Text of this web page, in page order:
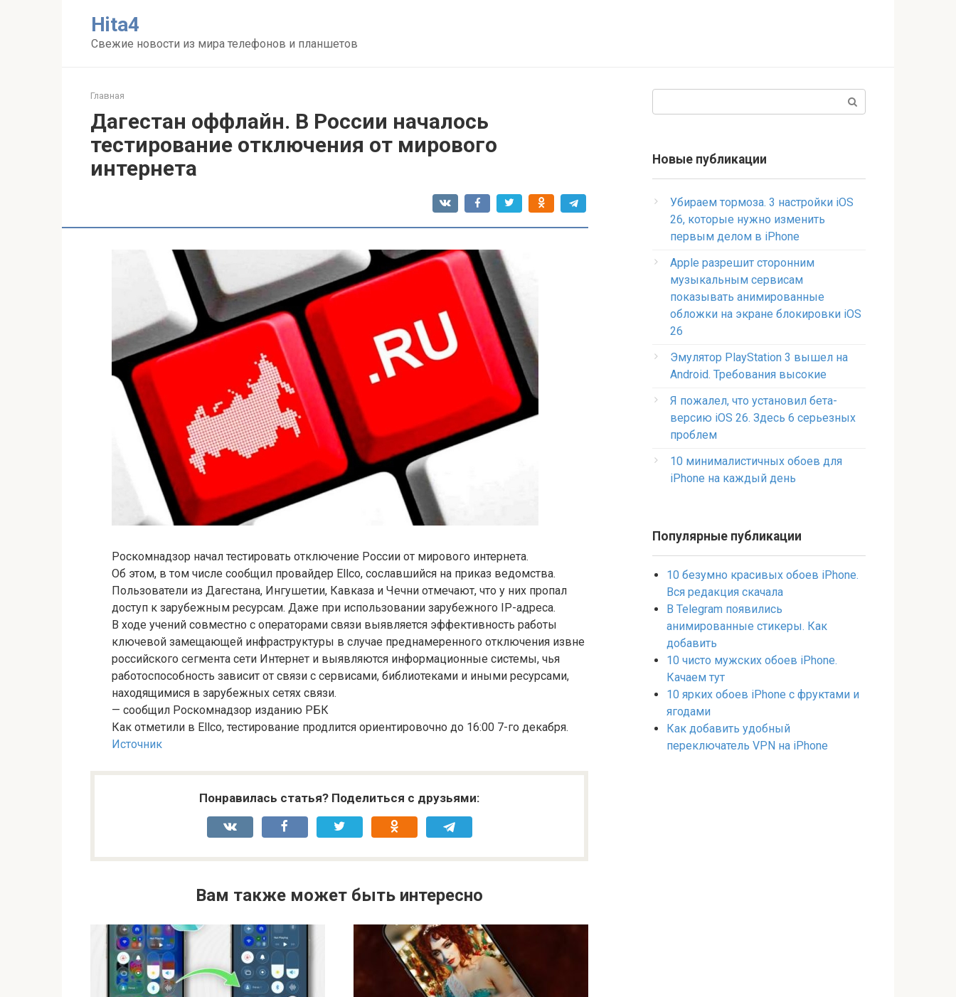
Нita4
Свежие новости из мира телефонов и планшетов
Главная
Дагестан оффлайн. В России началось
тестирование отключения от мирового
интернета
Роскомнадзор начал тестировать отключение России от мирового интернета.
Об этом, в том числе сообщил провайдер Ellco, сославшийся на приказ ведомства.
Пользователи из Дагестана, Ингушетии, Кавказа и Чечни отмечают, что у них пропал
доступ к зарубежным ресурсам. Даже при использовании зарубежного IP-адреса.
В ходе учений совместно с операторами связи выявляется эффективность работы
ключевой замещающей инфраструктуры в случае преднамеренного отключения извне
российского сегмента сети Интернет и выявляются информационные системы, чья
работоспособность зависит от связи с сервисами, библиотеками и иными ресурсами,
находящимися в зарубежных сетях связи.
— сообщил Роскомнадзор изданию РБК
Как отметили в Ellco, тестирование продлится ориентировочно до 16:00 7-го декабря.
Источник
Понравилась статья? Поделиться с друзьями:
Вам также может быть интересно
Новые публикации
Убираем тормоза. 3 настройки iOS
26, которые нужно изменить
первым делом в iPhone
Apple разрешит сторонним
музыкальным сервисам
показывать анимированные
обложки на экране блокировки iOS
26
Эмулятор PlayStation 3 вышел на
Android. Требования высокие
Я пожалел, что установил бета-
версию iOS 26. Здесь 6 серьезных
проблем
10 минималистичных обоев для
iPhone на каждый день
Популярные публикации
10 безумно красивых обоев iPhone.
Вся редакция скачала
В Telegram появились
анимированные стикеры. Как
добавить
10 чисто мужских обоев iPhone.
Качаем тут
10 ярких обоев iPhone с фруктами и
ягодами
Как добавить удобный
переключатель VPN на iPhone